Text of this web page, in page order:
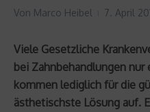
Von Marco Heibel 7. April
Viele Gesetzliche
bei Zahnbehandlungen
kommen lediglich für die
ästhetischste Lösung auf.